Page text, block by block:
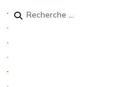
Rechercher